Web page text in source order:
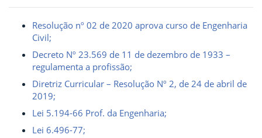
Resolução nº 02 de 2020 aprova curso de Engenharia
Civil;
Decreto Nº 23.569 de 11 de dezembro de 1933 –
regulamenta a profissão;
Diretriz Curricular – Resolução Nº 2, de 24 de abril de
2019;
Lei 5.194-66 Prof. da Engenharia;
Lei 6.496-77;